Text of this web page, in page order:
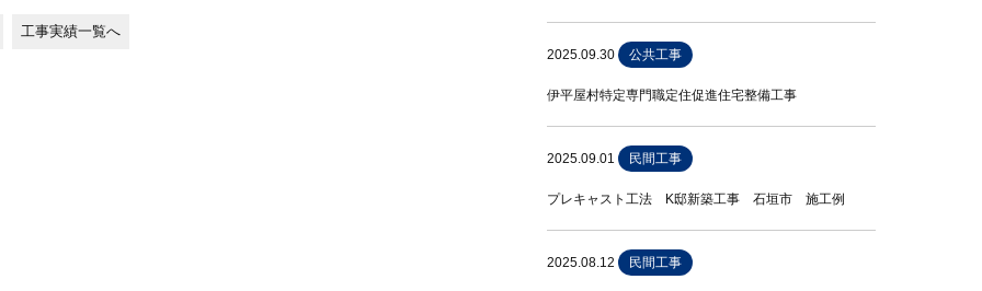
工事実績一覧へ
2025.09.30 公共工事
伊平屋村特定専門職定住促進住宅整備工事
2025.09.01 民間工事
プレキャスト工法 K邸新築工事 石垣市 施工例
2025.08.12 民間工事